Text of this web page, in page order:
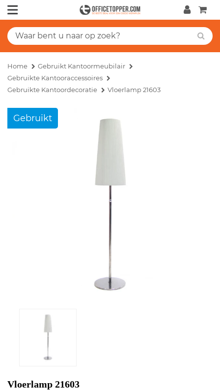
Home
Gebruikt Kantoormeubilair
Gebruikte Kantooraccessoires
Gebruikte Kantoordecoratie
Vloerlamp 21603
Gebruikt
Vloerlamp 21603